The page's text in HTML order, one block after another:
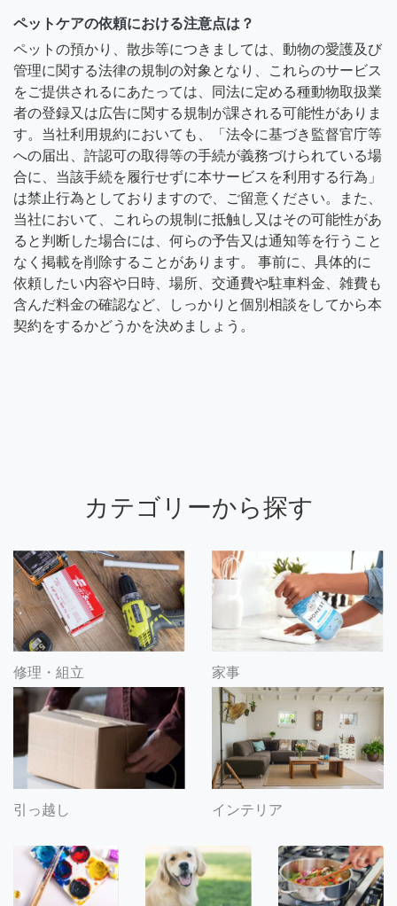
ペットケアの依頼における注意点は？
ペットの預かり、散歩等につきましては、動物の愛護及び
管理に関する法律の規制の対象となり、これらのサービス
をご提供されるにあたっては、同法に定める種動物取扱業
者の登録又は広告に関する規制が課される可能性がありま
す。当社利用規約においても、「法令に基づき監督官庁等
への届出、許認可の取得等の手続が義務づけられている場
合に、当該手続を履行せずに本サービスを利用する行為」
は禁止行為としておりますので、ご留意ください。また、
当社において、これらの規制に抵触し又はその可能性があ
ると判断した場合には、何らの予告又は通知等を行うこと
なく掲載を削除することがあります。 事前に、具体的に
依頼したい内容や日時、場所、交通費や駐車料金、雑費も
含んだ料金の確認など、しっかりと個別相談をしてから本
契約をするかどうかを決めましょう。
カテゴリーから探す
修理・組立 家事
引っ越し インテリア